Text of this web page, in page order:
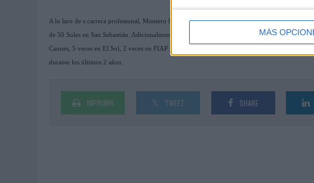
MÁS
A lo laro de s carrera profesional, Montero ha cosechado más de 30 leones en Cannes, varios
de 50 Soles en San Sebastián. Adicionalmente a su labor como creativo, ha sido jurado en los
Cannes, 5 veces en El Sol, 2 veces en FIAP y en Clio Awards, Art Directors Club, Epica,
durante los últimos 2 años.
IMPRIMIR TWEET SHARE